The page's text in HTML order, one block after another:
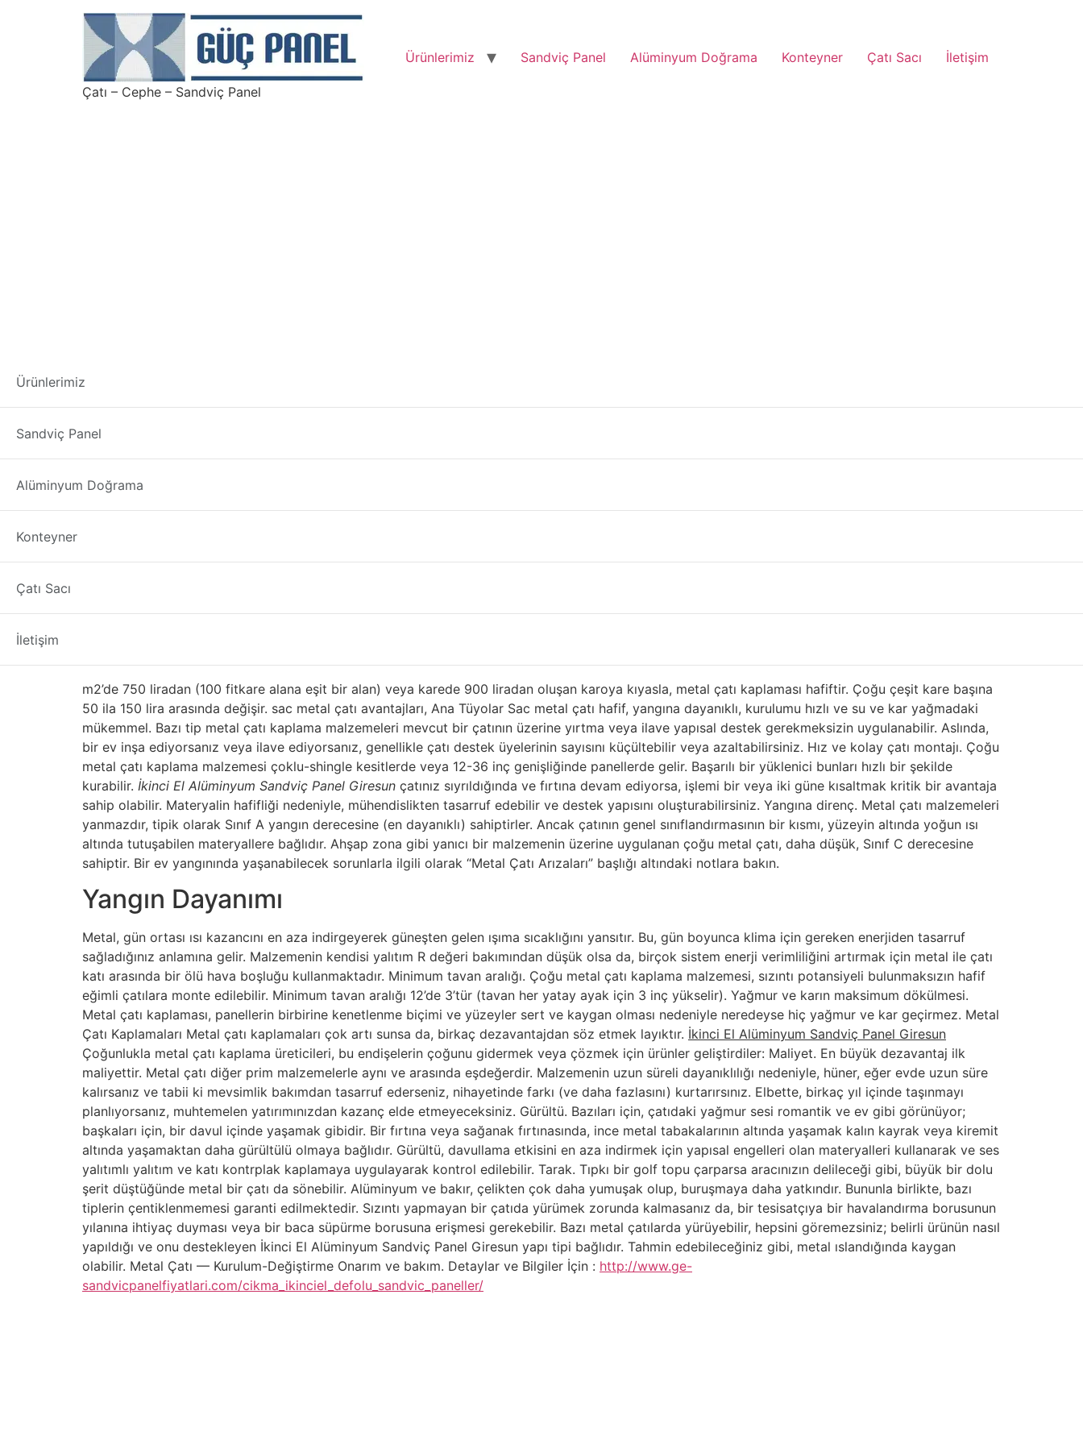
Çatı – Cephe – Sandviç Panel
Ürünlerimiz Sandviç Panel Alüminyum Doğrama Konteyner Çatı Sacı İletişim
Ürünlerimiz
Sandviç Panel
Alüminyum Doğrama
Konteyner
Çatı Sacı
İletişim
İkinci El Alüminyum Sandviç Panel Giresun
panel ve türlerini firmamızla tedarik edebilirsiniz. Metal çatı satın almak istiyorsanız, metalin artı ve eksilerini, asfalt, ahşap ve fayans gibi diğer daha
yaygın çatı materyalleri ile tartmak önemlidir. Burada, çelik, alüminyum ve diğer metal çatılığın bazı avantaj ve dezavantajlarına yakından bakılıyor.
ayaklı dikiş sac metal çatı kaplama Mimarlar Dik durgun metal çatı kapakları bu tatil evi, dayanıklı, hafif, yangına dayanıklı koruma sağlar. Mimarlar
döndürür. Boya kaplamaları tipik olarak 30 yıllık sınırlı bir garantiye sahiptir.
m2’de 750 liradan (100 fitkare alana eşit bir alan) veya karede 900 liradan oluşan karoya kıyasla, metal çatı kaplaması hafiftir. Çoğu çeşit kare başına
50 ila 150 lira arasında değişir. sac metal çatı avantajları, Ana Tüyolar Sac metal çatı hafif, yangına dayanıklı, kurulumu hızlı ve su ve kar yağmadaki
mükemmel. Bazı tip metal çatı kaplama malzemeleri mevcut bir çatının üzerine yırtma veya ilave yapısal destek gerekmeksizin uygulanabilir. Aslında,
bir ev inşa ediyorsanız veya ilave ediyorsanız, genellikle çatı destek üyelerinin sayısını küçültebilir veya azaltabilirsiniz. Hız ve kolay çatı montajı. Çoğu
metal çatı kaplama malzemesi çoklu-shingle kesitlerde veya 12-36 inç genişliğinde panellerde gelir. Başarılı bir yüklenici bunları hızlı bir şekilde
kurabilir. İkinci El Alüminyum Sandviç Panel Giresun çatınız sıyrıldığında ve fırtına devam ediyorsa, işlemi bir veya iki güne kısaltmak kritik bir avantaja
sahip olabilir. Materyalin hafifliği nedeniyle, mühendislikten tasarruf edebilir ve destek yapısını oluşturabilirsiniz. Yangına direnç. Metal çatı malzemeleri
yanmazdır, tipik olarak Sınıf A yangın derecesine (en dayanıklı) sahiptirler. Ancak çatının genel sınıflandırmasının bir kısmı, yüzeyin altında yoğun ısı
altında tutuşabilen materyallere bağlıdır. Ahşap zona gibi yanıcı bir malzemenin üzerine uygulanan çoğu metal çatı, daha düşük, Sınıf C derecesine
sahiptir. Bir ev yangınında yaşanabilecek sorunlarla ilgili olarak “Metal Çatı Arızaları” başlığı altındaki notlara bakın.
Yangın Dayanımı
Metal, gün ortası ısı kazancını en aza indirgeyerek güneşten gelen ışıma sıcaklığını yansıtır. Bu, gün boyunca klima için gereken enerjiden tasarruf
sağladığınız anlamına gelir. Malzemenin kendisi yalıtım R değeri bakımından düşük olsa da, birçok sistem enerji verimliliğini artırmak için metal ile çatı
katı arasında bir ölü hava boşluğu kullanmaktadır. Minimum tavan aralığı. Çoğu metal çatı kaplama malzemesi, sızıntı potansiyeli bulunmaksızın hafif
eğimli çatılara monte edilebilir. Minimum tavan aralığı 12’de 3’tür (tavan her yatay ayak için 3 inç yükselir). Yağmur ve karın maksimum dökülmesi.
Metal çatı kaplaması, panellerin birbirine kenetlenme biçimi ve yüzeyler sert ve kaygan olması nedeniyle neredeyse hiç yağmur ve kar geçirmez. Metal
Çatı Kaplamaları Metal çatı kaplamaları çok artı sunsa da, birkaç dezavantajdan söz etmek layıktır. İkinci El Alüminyum Sandviç Panel Giresun
Çoğunlukla metal çatı kaplama üreticileri, bu endişelerin çoğunu gidermek veya çözmek için ürünler geliştirdiler: Maliyet. En büyük dezavantaj ilk
maliyettir. Metal çatı diğer prim malzemelerle aynı ve arasında eşdeğerdir. Malzemenin uzun süreli dayanıklılığı nedeniyle, hüner, eğer evde uzun süre
kalırsanız ve tabii ki mevsimlik bakımdan tasarruf ederseniz, nihayetinde farkı (ve daha fazlasını) kurtarırsınız. Elbette, birkaç yıl içinde taşınmayı
planlıyorsanız, muhtemelen yatırımınızdan kazanç elde etmeyeceksiniz. Gürültü. Bazıları için, çatıdaki yağmur sesi romantik ve ev gibi görünüyor;
başkaları için, bir davul içinde yaşamak gibidir. Bir fırtına veya sağanak fırtınasında, ince metal tabakalarının altında yaşamak kalın kayrak veya kiremit
altında yaşamaktan daha gürültülü olmaya bağlıdır. Gürültü, davullama etkisini en aza indirmek için yapısal engelleri olan materyalleri kullanarak ve ses
yalıtımlı yalıtım ve katı kontrplak kaplamaya uygulayarak kontrol edilebilir. Tarak. Tıpkı bir golf topu çarparsa aracınızın delileceği gibi, büyük bir dolu
şerit düştüğünde metal bir çatı da sönebilir. Alüminyum ve bakır, çelikten çok daha yumuşak olup, buruşmaya daha yatkındır. Bununla birlikte, bazı
tiplerin çentiklenmemesi garanti edilmektedir. Sızıntı yapmayan bir çatıda yürümek zorunda kalmasanız da, bir tesisatçıya bir havalandırma borusunun
yılanına ihtiyaç duyması veya bir baca süpürme borusuna erişmesi gerekebilir. Bazı metal çatılarda yürüyebilir, hepsini göremezsiniz; belirli ürünün nasıl
yapıldığı ve onu destekleyen İkinci El Alüminyum Sandviç Panel Giresun yapı tipi bağlıdır. Tahmin edebileceğiniz gibi, metal ıslandığında kaygan
olabilir. Metal Çatı — Kurulum-Değiştirme Onarım ve bakım. Detaylar ve Bilgiler İçin : http://www.ge-
sandvicpanelfiyatlari.com/cikma_ikinciel_defolu_sandvic_paneller/